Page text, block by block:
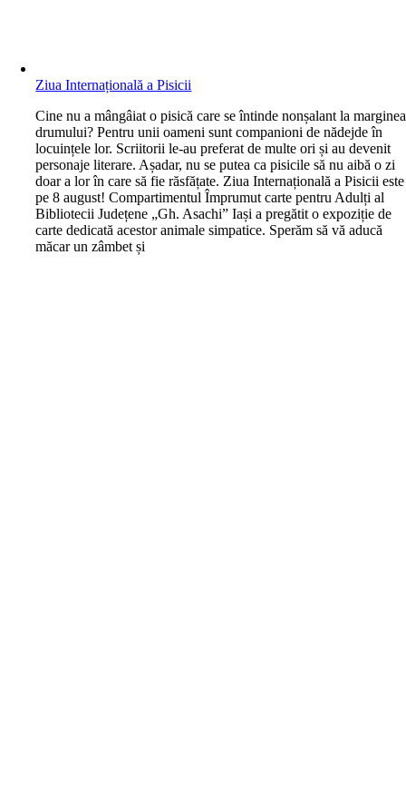
Ziua Internațională a Pisicii
Cine nu a mângâiat o pisică care se întinde nonșalant la marginea
drumului? Pentru unii oameni sunt companioni de nădejde în
locuințele lor. Scriitorii le-au preferat de multe ori și au devenit
personaje literare. Așadar, nu se putea ca pisicile să nu aibă o zi
doar a lor în care să fie răsfățate. Ziua Internațională a Pisicii este
pe 8 august! Compartimentul Împrumut carte pentru Adulți al
Bibliotecii Județene „Gh. Asachi” Iași a pregătit o expoziție de
carte dedicată acestor animale simpatice. Sperăm să vă aducă
măcar un zâmbet și